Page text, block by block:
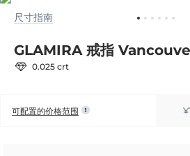
尺寸指南
GLAMIRA 戒指
0.025 crt
可配置的价格范围